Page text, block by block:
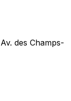
des Champs-